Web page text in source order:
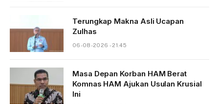
Terungkap Makna Asli Ucapan
Zulhas
06-08-2026 - 21.45
Masa Depan Korban HAM Berat
Komnas HAM Ajukan Usulan Krusial
Ini